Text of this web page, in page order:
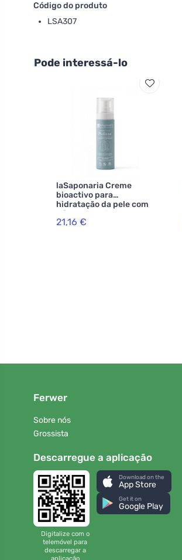
Código do produto
LSA307
Pode interessá-lo
laSaponaria Creme
bioactivo para
hidratação da pele com
bálsamo de limão BIO
(50 ml)
21,16 €
Ferwer
Sobre nós
Grossista
Descarregue a aplicação
Digitalize com o
telemóvel para
descarregar a
aplicação
Download on the
App Store
Get it on
Google Play